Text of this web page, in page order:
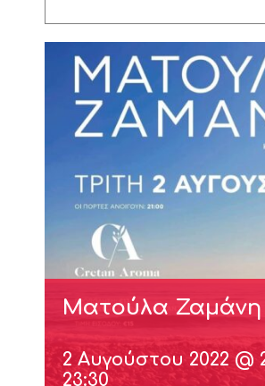
Ματούλα Ζαμάνη
2 Αυγούστου 2022 @
23:30